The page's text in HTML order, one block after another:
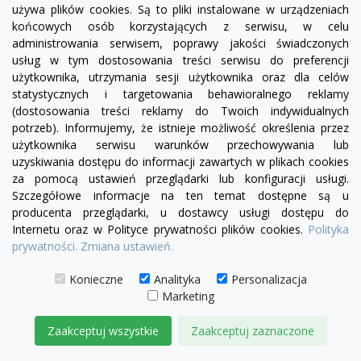
DODAJ DO KOSZYKA
używa plików cookies. Są to pliki instalowane w urządzeniach
końcowych osób korzystających z serwisu, w celu
administrowania serwisem, poprawy jakości świadczonych
usług w tym dostosowania treści serwisu do preferencji
użytkownika, utrzymania sesji użytkownika oraz dla celów
statystycznych i targetowania behawioralnego reklamy
(dostosowania treści reklamy do Twoich indywidualnych
potrzeb). Informujemy, że istnieje możliwość określenia przez
użytkownika serwisu warunków przechowywania lub
uzyskiwania dostępu do informacji zawartych w plikach cookies
za pomocą ustawień przeglądarki lub konfiguracji usługi.
Szczegółowe informacje na ten temat dostępne są u
producenta przeglądarki, u dostawcy usługi dostępu do
Internetu oraz w Polityce prywatności plików cookies. Polityka
prywatności. Zmiana ustawień.
Konieczne Analityka
Personalizacja
Marketing
Zaakceptuj wszystkie Zaakceptuj zaznaczone